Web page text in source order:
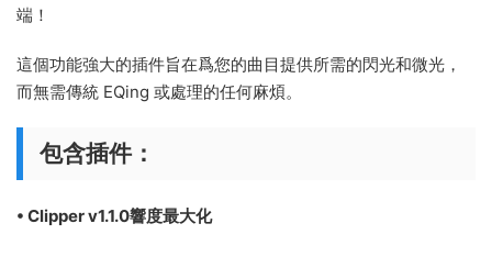
端！
這個功能強大的插件旨在爲您的曲目提供所需的閃光和微光，
而無需傳統 EQing 或處理的任何麻煩。
包含插件：
• Clipper v1.1.0響度最大化